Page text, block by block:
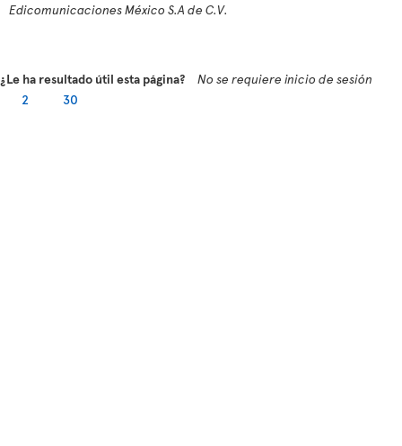
Edicomunicaciones México S.A de C.V.
¿Le ha resultado útil esta página?
No se requiere inicio de sesión
2
30